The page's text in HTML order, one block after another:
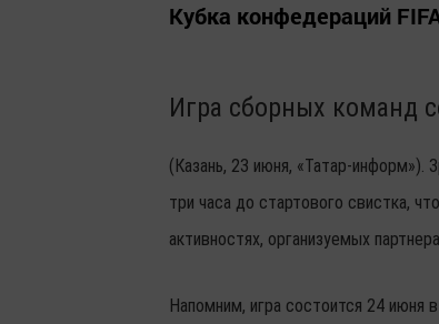
Кубка конфедераций
Игра сборных команд
(Казань, 23 июня, «Татар-информ»).
три часа до стартового свистка,
активностях, организуемых
Напомним, игра состоится 24 июня